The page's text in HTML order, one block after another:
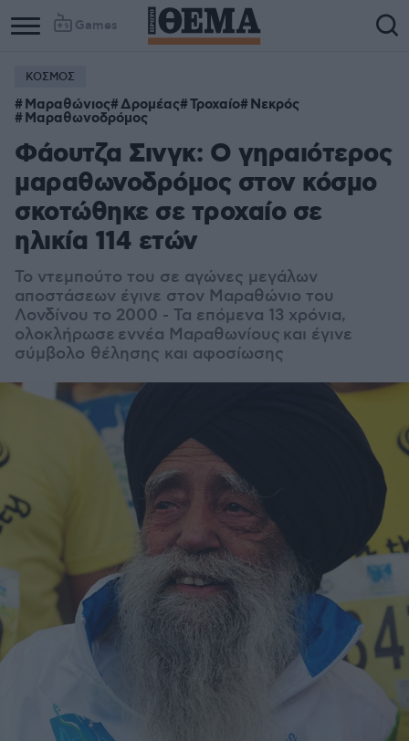
Games
ΚΟΣΜΟΣ
Μαραθώνιος Δρομέας Τροχαίο Νεκρός
Μαραθωνοδρόμος
Φάουτζα Σινγκ: Ο γηραιότερος
μαραθωνοδρόμος στον κόσμο
σκοτώθηκε σε τροχαίο σε
ηλικία 114 ετών
Το ντεμπούτο του σε αγώνες μεγάλων
αποστάσεων έγινε στον Μαραθώνιο του
Λονδίνου το 2000 - Τα επόμενα 13 χρόνια,
ολοκλήρωσε εννέα Μαραθωνίους και έγινε
σύμβολο θέλησης και αφοσίωσης